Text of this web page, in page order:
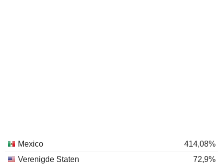
Mexico
414,08%
Verenigde Staten
72,9%